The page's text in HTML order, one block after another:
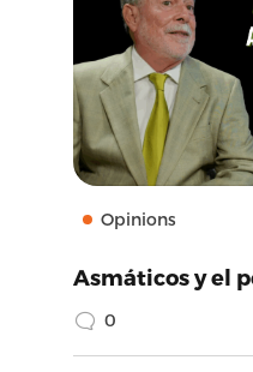
Opinions
Asmáticos y el
0